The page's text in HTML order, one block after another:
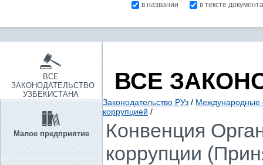
в названии в тексте документа
ВСЕ
ЗАКОНОДАТЕЛЬСТВО
УЗБЕКИСТАНА
Малое предприятие
ВСЕ
Законодательство РУз / Международные
коррупцией /
Конвенция
коррупции